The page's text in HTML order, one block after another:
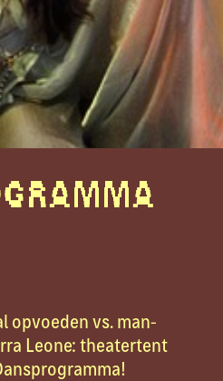
opvoeden vs. man-
Leone: theatertent